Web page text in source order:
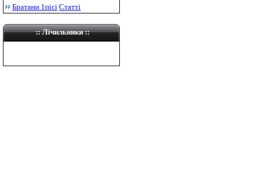
Братани 1пісі Статті
:: Лічильники ::